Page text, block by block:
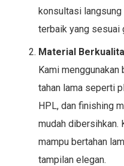
konsultasi langsung
terbaik yang sesuai
Material
Kami menggunakan
tahan lama seperti
HPL, dan finishing
mudah dibersihkan.
mampu bertahan
tampilan elegan.